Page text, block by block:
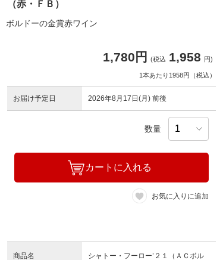
（赤・ＦＢ）
ボルドーの金賞赤ワイン
1,780円 (税込 1,958 円)
1本あたり1958円（税込）
お届け予定日 2026年8月17日(月) 前後
数量
カートに入れる
お気に入りに追加
商品名
シャトー・フーロー’２１（ＡＣボル